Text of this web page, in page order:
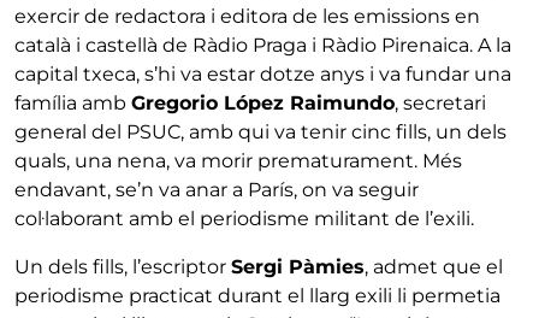
exercir de redactora i editora de les emissions en
català i castellà de Ràdio Praga i Ràdio Pirenaica. A la
capital txeca, s’hi va estar dotze anys i va fundar una
família amb Gregorio López Raimundo, secretari
general del PSUC, amb qui va tenir cinc fills, un dels
quals, una nena, va morir prematurament. Més
endavant, se’n va anar a París, on va seguir
col·laborant amb el periodisme militant de l’exili.
Un dels fills, l’escriptor Sergi Pàmies, admet que el
periodisme practicat durant el llarg exili li permetia